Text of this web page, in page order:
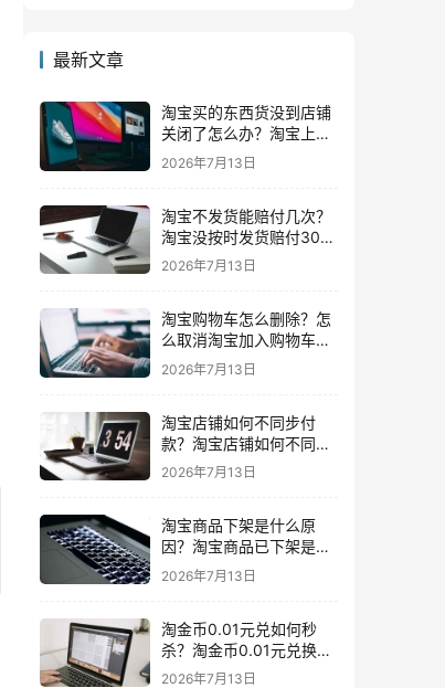
最新文章
淘宝买的东西货没到店铺
关闭了怎么办？淘宝上买
东西货没收到店铺关闭了
我可以申请退款吗
2026年7月13日
淘宝不发货能赔付几次？
淘宝没按时发货赔付30%
还会发货吗要赔付几次
2026年7月13日
淘宝购物车怎么删除？怎
么取消淘宝加入购物车的
东西
2026年7月13日
淘宝店铺如何不同步付
款？淘宝店铺如何不同步
闲鱼
2026年7月13日
淘宝商品下架是什么原
因？淘宝商品已下架是什
么意思一般下架是为什么
2026年7月13日
淘金币0.01元兑如何秒
杀？淘金币0.01元兑换在
哪如何兑换
2026年7月13日